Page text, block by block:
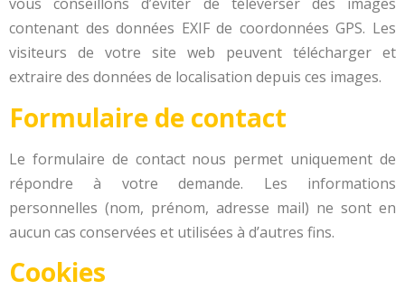
contenant des données EXIF de coordonnées GPS. Les
visiteurs de votre site web peuvent télécharger et
extraire des données de localisation depuis ces images.
Formulaire de contact
Le formulaire de contact nous permet uniquement de
répondre à votre demande. Les informations
personnelles (nom, prénom, adresse mail) ne sont en
aucun cas conservées et utilisées à d’autres fins.
Cookies